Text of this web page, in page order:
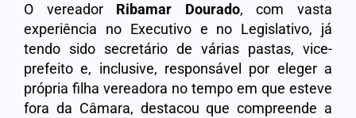
O vereador Ribamar Dourado, com vasta
experiência no Executivo e no Legislativo, já
tendo sido secretário de várias pastas, vice-
prefeito e, inclusive, responsável por eleger a
própria filha vereadora no tempo em que esteve
fora da Câmara, destacou que compreende a